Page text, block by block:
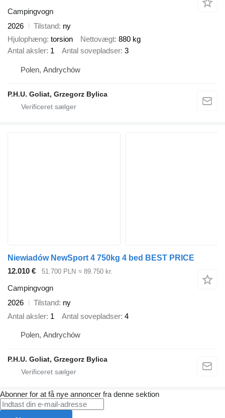
Campingvogn
2026
Tilstand ny
Hjulophæng torsion Nettovægt 880 kg
Antal aksler 1 Antal sovepladser 3
Polen, Andrychów
P.H.U. Goliat, Grzegorz Bylica
Niewiadów NewSport 4 750kg 4 bed BEST PRICE
12.010 €
51.700 PLN ≈ 89.750 kr.
Campingvogn
2026
Tilstand ny
Antal aksler 1 Antal sovepladser 4
Polen, Andrychów
P.H.U. Goliat, Grzegorz Bylica
Abonner for at få nye annoncer fra denne sektion